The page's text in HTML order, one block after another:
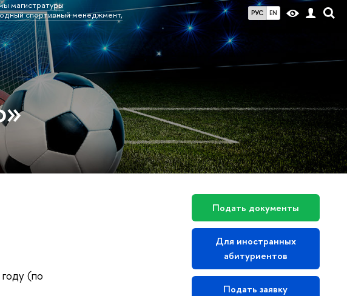
РУС EN
магистратуры
спортивный менеджмент,
Подать документы
Для иностранных
абитуриентов
Подать заявку
(по